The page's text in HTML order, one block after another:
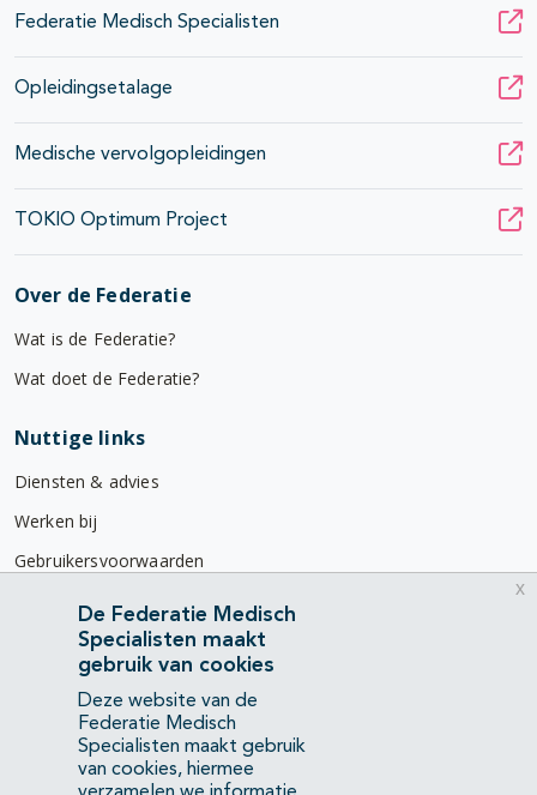
Federatie Medisch Specialisten
Opleidingsetalage
Medische vervolgopleidingen
TOKIO Optimum Project
Over de Federatie
Wat is de Federatie?
Wat doet de Federatie?
Nuttige links
Diensten & advies
Werken bij
Gebruikersvoorwaarden
Privacyverklaring
Contact
Mercatorlaan 1200
3528 BL Utrecht
(088) 505 34 34
De Federatie Medisch
Specialisten maakt
gebruik van cookies
Deze website van de
Federatie Medisch
Specialisten maakt gebruik
van cookies, hiermee
x